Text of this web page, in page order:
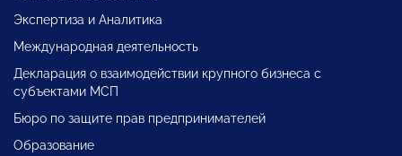
Экспертиза и Аналитика
Международная деятельность
Декларация о взаимодействии крупного бизнеса с
субъектами МСП
Бюро по защите прав предпринимателей
Образование